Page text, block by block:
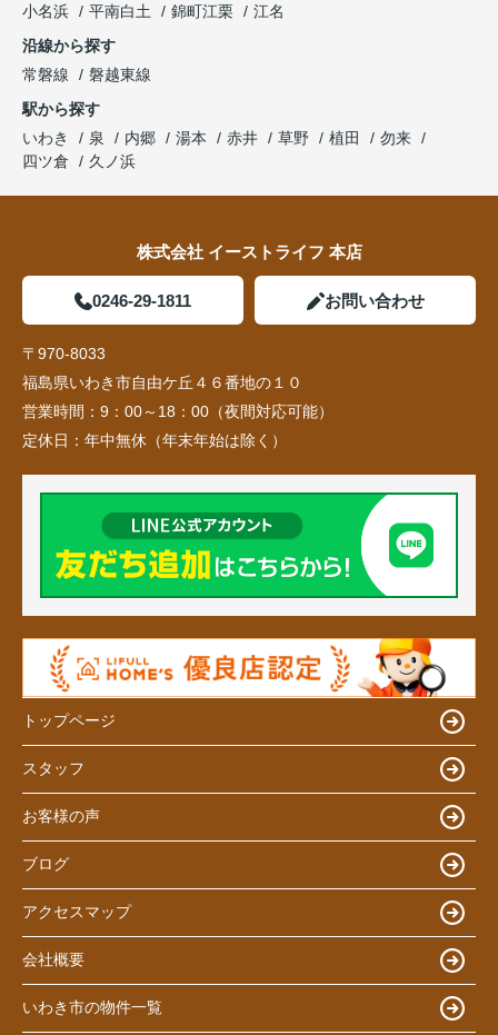
小名浜
平南白土 錦町江栗
江名
沿線から探す
常磐線
磐越東線
駅から探す
いわき
泉 内郷 湯本 赤井 草野 植田
勿来
四ツ倉
久ノ浜
株式会社 イーストライフ 本店
0246-29-1811 お問い合わせ
〒970-8033
福島県いわき市自由ケ丘４６番地の１０
営業時間： 9：00～18：00（夜間対応可能）
定休日： 年中無休（年末年始は除く）
トップページ
スタッフ
お客様の声
ブログ
アクセスマップ
会社概要
いわき市の物件一覧